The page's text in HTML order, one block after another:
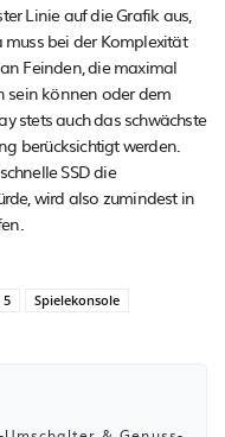
Linie auf die Grafik aus,
muss bei der Komplexität
Feinden, die maximal
sein können oder dem
stets auch das schwächste
berücksichtigt werden.
SSD die
wird also zumindest in
5 Spielekonsole